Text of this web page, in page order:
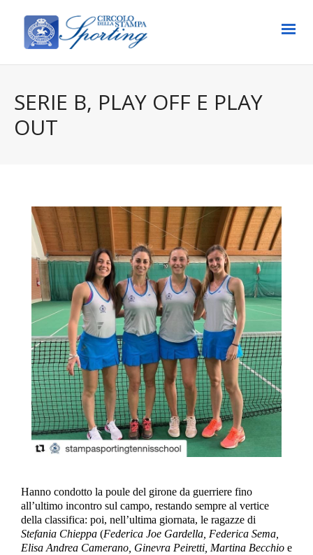
SERIE B, PLAY OFF E PLAY
OUT
Hanno condotto la poule del girone da guerriere fino
all’ultimo incontro sul campo, restando sempre al vertice
della classifica: poi, nell’ultima giornata, le ragazze di
Stefania Chieppa (Federica Joe Gardella, Federica Sema,
Elisa Andrea Camerano, Ginevra Peiretti, Martina Becchio e